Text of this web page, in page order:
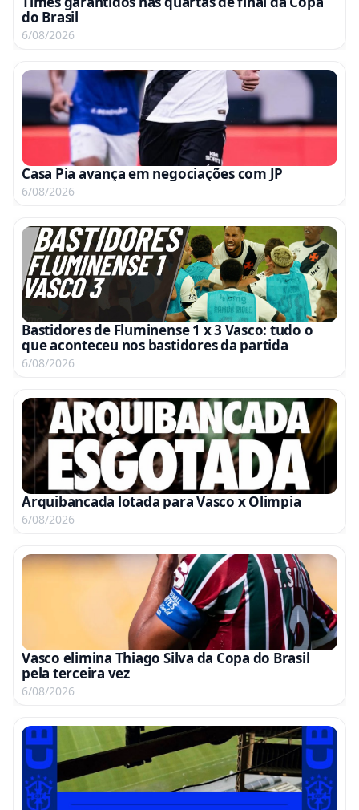
do Brasil
6/08/2026
Casa Pia avança em negociações com JP
6/08/2026
Bastidores de Fluminense 1 x 3 Vasco: tudo o
que aconteceu nos bastidores da partida
6/08/2026
Arquibancada lotada para Vasco x Olimpia
6/08/2026
Vasco elimina Thiago Silva da Copa do Brasil
pela terceira vez
6/08/2026